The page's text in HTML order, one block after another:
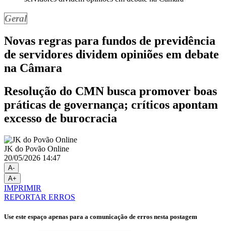
Geral
Novas regras para fundos de previdência
de servidores dividem opiniões em debate
na Câmara
Resolução do CMN busca promover boas
práticas de governança; críticos apontam
excesso de burocracia
JK do Povão Online
20/05/2026 14:47
A-
A+
IMPRIMIR
REPORTAR ERROS
Use este espaço apenas para a comunicação de erros nesta postagem